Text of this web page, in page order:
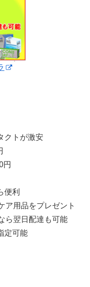
クトが激安
円
便利
ア用品をプレゼント
ら翌日配達も可能
定可能